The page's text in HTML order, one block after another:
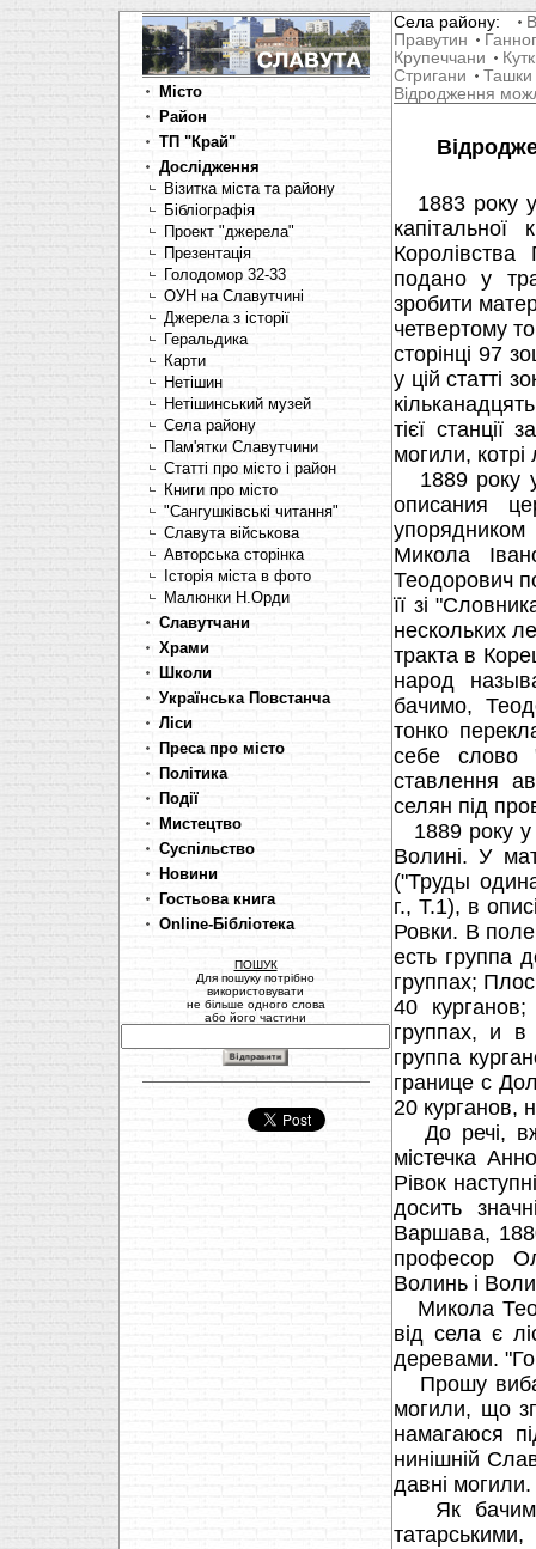
Місто
Район
ТП "Край"
Дослідження
Візитка міста та району
Бібліографія
Проект "джерела"
Презентація
Голодомор 32-33
ОУН на Славутчині
Джерела з історії
Геральдика
Карти
Нетішин
Нетішинський музей
Села району
Пам'ятки Славутчини
Статті про місто і район
Книги про місто
"Сангушківські читання"
Славута військова
Авторська сторінка
Історія міста в фото
Малюнки Н.Орди
Славутчани
Храми
Школи
Українська Повстанча
Ліси
Преса про місто
Політика
Події
Мистецтво
Суспільство
Новини
Гостьова книга
Online-Бібліотека
ПОШУК
Для пошуку потрібно
використовувати
не більше одного слова
або його частини
Села району:
Правутин
Крупеччани
Стригани
Ташки
Відродження
1883 року у
капітальної
подано у
зробити
четвертому
сторінці 97
у цій статті
тієї станції
могили,
1889 року у
описания
Микола
Теодорович
її зі
нескольких
тракта в
народ
бачимо,
тонко
себе слово
ставлення
селян під
1889 року у
Волині. У
("Труды
г., Т.1), в
Ровки. В
есть группа
группах;
40
группах, и в
группа
границе с
20 курганов,
До речі,
містечка
Рівок
досить
Варшава,
професор
Волинь і
Микола
від села є
деревами.
Прошу
могили, що
намагаюся
нинішній
давні могили.
Як бачимо